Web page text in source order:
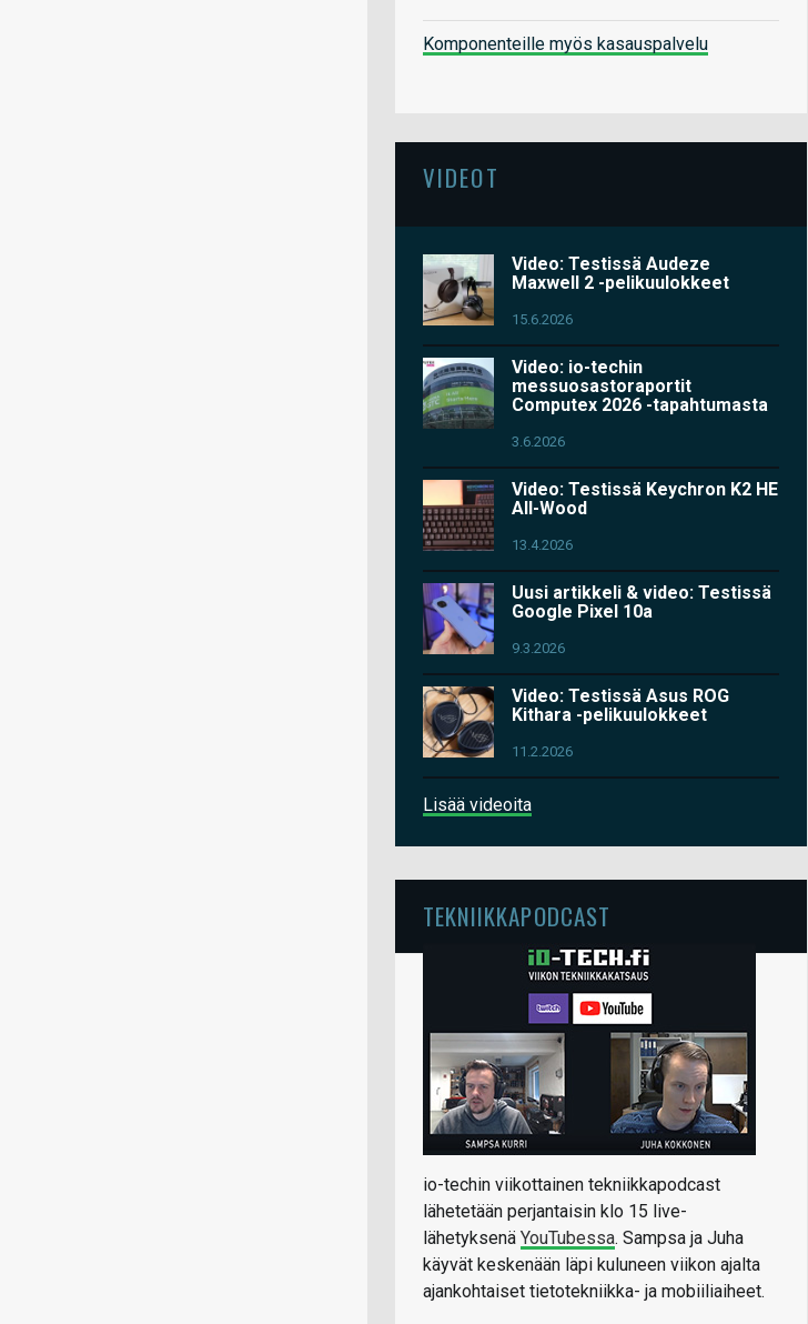
Komponenteille myös kasauspalvelu
VIDEOT
Video: Testissä Audeze
Maxwell 2 -pelikuulokkeet
15.6.2026
Video: io-techin
messuosastoraportit
Computex 2026 -tapahtumasta
3.6.2026
Video: Testissä Keychron K2 HE
All-Wood
13.4.2026
Uusi artikkeli & video: Testissä
Google Pixel 10a
9.3.2026
Video: Testissä Asus ROG
Kithara -pelikuulokkeet
11.2.2026
Lisää videoita
TEKNIIKKAPODCAST
io-techin viikottainen tekniikkapodcast
lähetetään perjantaisin klo 15 live-
lähetyksenä YouTubessa. Sampsa ja Juha
käyvät keskenään läpi kuluneen viikon ajalta
ajankohtaiset tietotekniikka- ja mobiiliaiheet.